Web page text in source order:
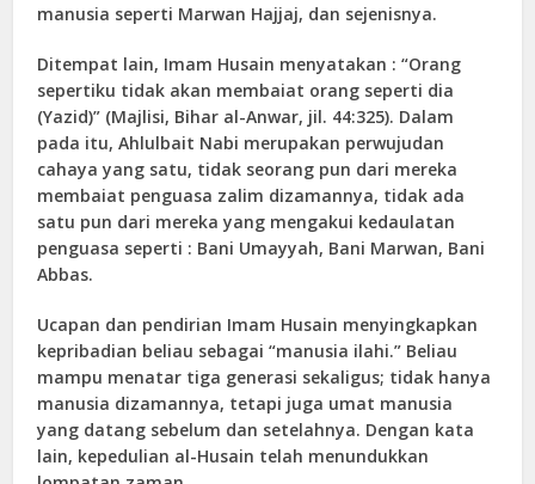
manusia seperti Marwan Hajjaj, dan sejenisnya.
Ditempat lain, Imam Husain menyatakan : “Orang
sepertiku tidak akan membaiat orang seperti dia
(Yazid)” (Majlisi, Bihar al-Anwar, jil. 44:325). Dalam
pada itu, Ahlulbait Nabi merupakan perwujudan
cahaya yang satu, tidak seorang pun dari mereka
membaiat penguasa zalim dizamannya, tidak ada
satu pun dari mereka yang mengakui kedaulatan
penguasa seperti : Bani Umayyah, Bani Marwan, Bani
Abbas.
Ucapan dan pendirian Imam Husain menyingkapkan
kepribadian beliau sebagai “manusia ilahi.” Beliau
mampu menatar tiga generasi sekaligus; tidak hanya
manusia dizamannya, tetapi juga umat manusia
yang datang sebelum dan setelahnya. Dengan kata
lain, kepedulian al-Husain telah menundukkan